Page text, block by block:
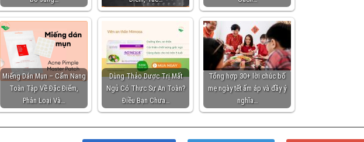
Miếng Dán Mụn – Cẩm Nang
Toàn Tập Về Đặc Điểm,
Phân Loại Và…
Dùng Thảo Dược Trị Mất
Ngủ Có Thực Sự An Toàn?
Điều Bạn Chưa…
Tổng hợp 30+ lời chúc bố
mẹ ngày tết ấm áp và đầy ý
nghĩa…